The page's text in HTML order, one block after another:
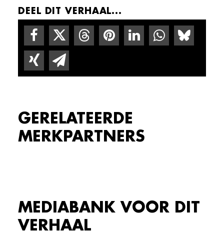
DEEL DIT VERHAAL...
GERELATEERDE
MERKPARTNERS
MEDIABANK VOOR DIT
VERHAAL